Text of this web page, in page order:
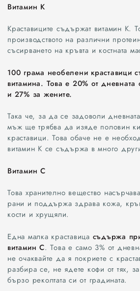
Витамин К
Краставиците съдържат витамин К.
производството на различни
съсирването на кръвта и костната
100 грама необелени краставици
витамина. Това е 20% от дневната
и 27% за жените.
Така че, за да се задоволи
мъж ще трябва да изяде половин
краставици. Това обаче не е
витамин К се съдържа в много
Витамин C
Това хранително вещество
рани и поддържа здрава кожа,
кости и хрущяли.
Една малка краставица съдържа
витамин C. Това е само 3% от
не очаквайте да я покриете с
разбира се, не ядете кофи от тях,
бързо реколтата си от градината.